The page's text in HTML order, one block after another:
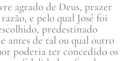
agrado de Deus, prazer
e pelo qual José foi
predestinado
antes de tal ou qual outro
poderia ter concedido os